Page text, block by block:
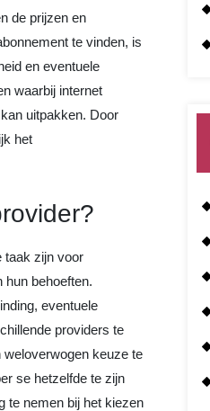
de prijzen en
te vinden, is
en eventuele
waarbij internet
uitpakken. Door
het
taak zijn voor
hun behoeften.
eventuele
providers te
keuze te
se hetzelfde te zijn
te nemen bij het kiezen